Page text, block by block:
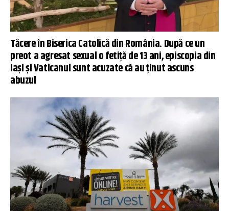
Tăcere în Biserica Catolică din România. După ce un
preot a agresat sexual o fetiță de 13 ani, episcopia din
Iași și Vaticanul sunt acuzate că au ținut ascuns
abuzul